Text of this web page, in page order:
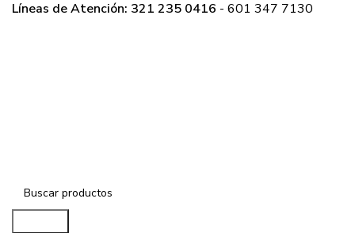
Líneas de Atención: 321 235 0416 - 601 347 7130